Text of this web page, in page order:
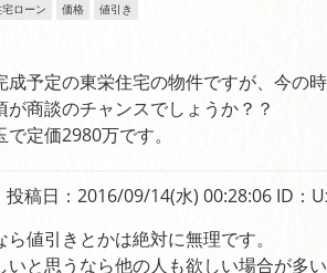
宅ローン 価格 値引き
成予定の東栄住宅の物件ですが、今の
が商談のチャンスでしょうか？？
定価2980万です。
投稿日：2016/09/14(水) 00:28:06 ID：
ら値引きとかは絶対に無理です。
いと思うなら他の人も欲しい場合が多